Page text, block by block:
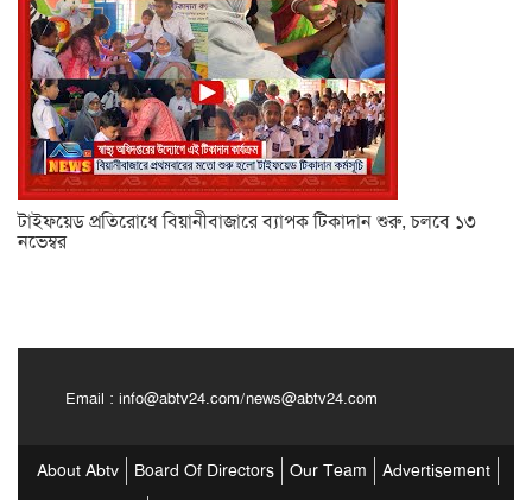
টাইফয়েড প্রতিরোধে বিয়ানীবাজারে ব্যাপক টিকাদান শুরু, চলবে ১৩
নভেম্বর
Email : info@abtv24.com/news@abtv24.com
About Abtv Board Of Directors Our Team
Advertisement